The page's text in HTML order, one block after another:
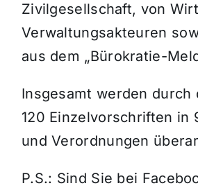
Zivilgesellschaft, von
Verwaltungsakteuren
aus dem „Bürokratie-
Insgesamt werden durch
120 Einzelvorschriften in
und Verordnungen
P.S.: Sind Sie bei